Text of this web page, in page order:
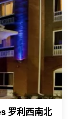
罗利西南北